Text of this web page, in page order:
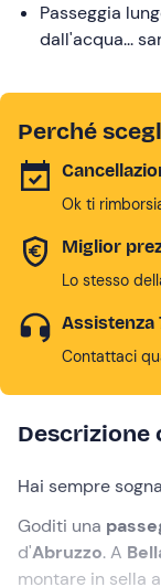
Passeggia
dall'acqua...
Perché
Ok ti
Miglior
Lo stesso
Assistenza
Contattaci
Descrizione
Hai sempre
Goditi una
d'Abruzzo. A
montare in sella